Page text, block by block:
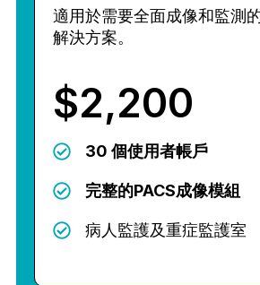
適用於需要全面成像和監測
解決方案。
$2,200
30 個使用者帳戶
完整的PACS成像模組
病人監護及重症監護室